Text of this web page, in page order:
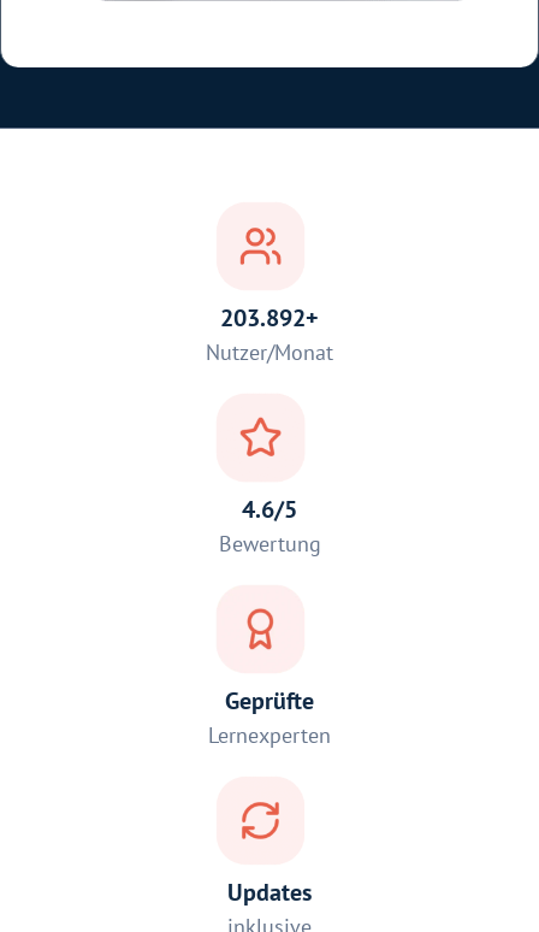
203.892+
Nutzer/Monat
4.6/5
Bewertung
Geprüfte
Lernexperten
Updates